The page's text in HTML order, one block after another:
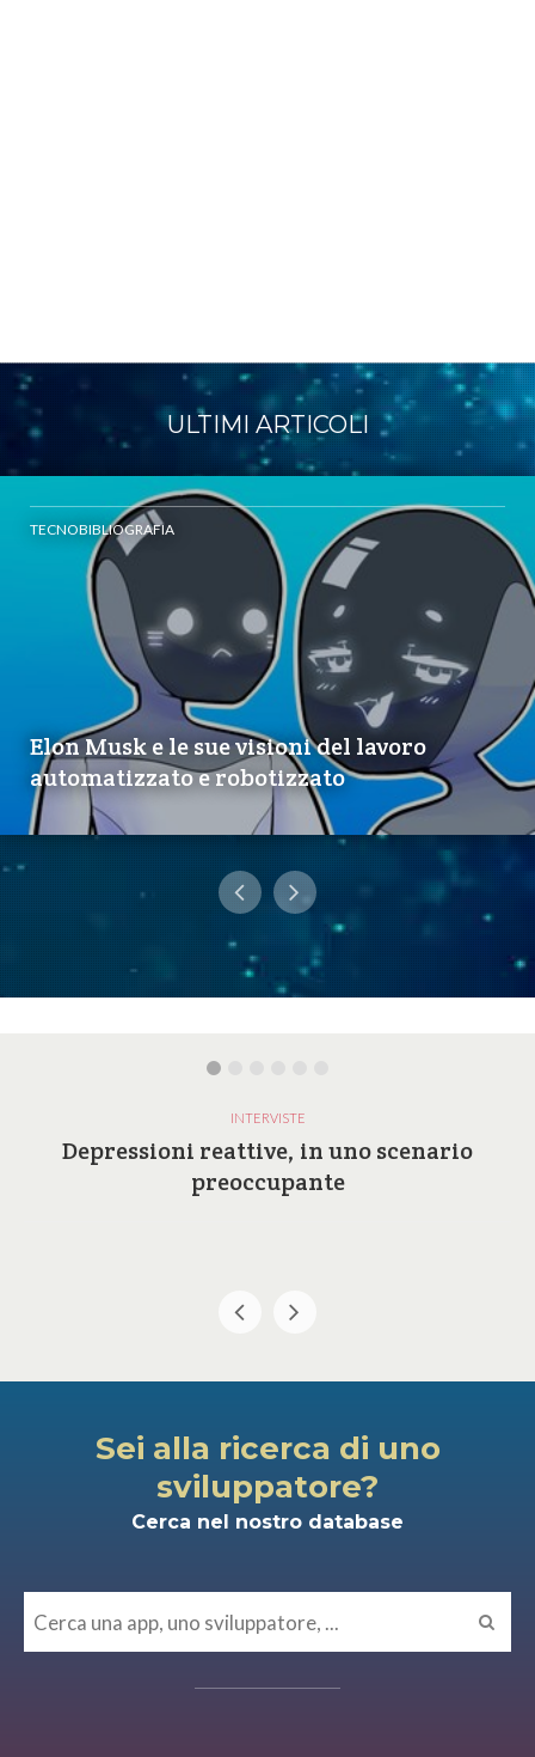
ULTIMI ARTICOLI
TECNOBIBLIOGRAFIA
Elon Musk e le sue visioni del lavoro
automatizzato e robotizzato
INTERVISTE
Depressioni reattive, in uno scenario
preoccupante
Sei alla ricerca di uno
sviluppatore?
Cerca nel nostro database